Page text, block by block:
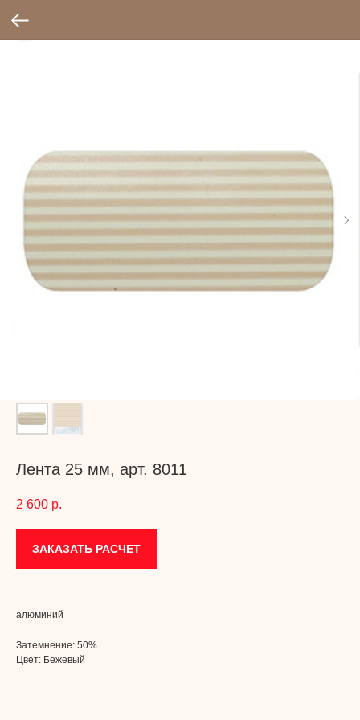
Лента 25 мм, арт. 8011
2 600 р.
ЗАКАЗАТЬ РАСЧЕТ
алюминий
Затемнение: 50%
Цвет: Бежевый